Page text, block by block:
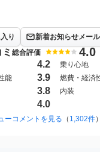
り 新着お知らせメー
年12月（135）
総合評価 4.0
4.2 乗り心地
能 3.9 燃費・経済
3.8 内装
4.0
ーコメントを見る （ 1,302件）